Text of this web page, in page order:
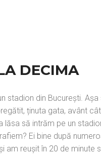
DECIMA
stadion din București. Așa
ținuta gata, avânt
lăsa să intrăm pe un
Ei bine după
am reușit în 20 de minute